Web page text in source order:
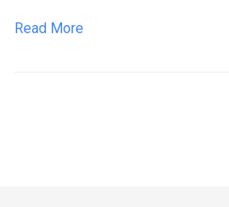
Read More